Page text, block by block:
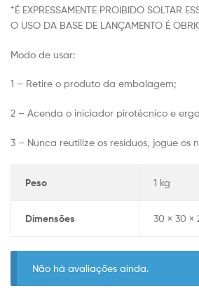
*É EXPRESSAMENTE PROIBIDO SOLTAR
O USO DA BASE DE LANÇAMENTO É
Modo de usar:
1 – Retire o produto da embalagem;
2 – Acenda o iniciador pirotécnico e
3 – Nunca reutilize os resíduos, jogue os
Peso 1 kg
Dimensões 30 × 30 ×
Não há avaliações ainda.